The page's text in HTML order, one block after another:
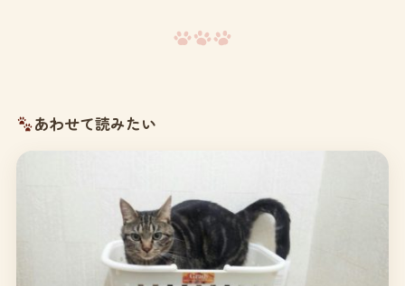
あわせて読みたい